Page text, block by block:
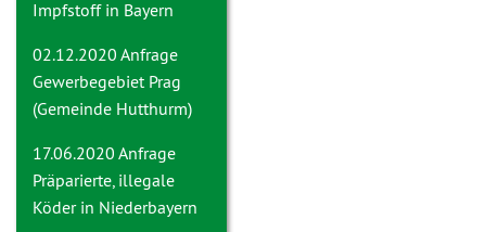
Impfstoff in Bayern
02.12.2020 Anfrage
Gewerbegebiet Prag
(Gemeinde Hutthurm)
17.06.2020 Anfrage
Präparierte, illegale
Köder in Niederbayern